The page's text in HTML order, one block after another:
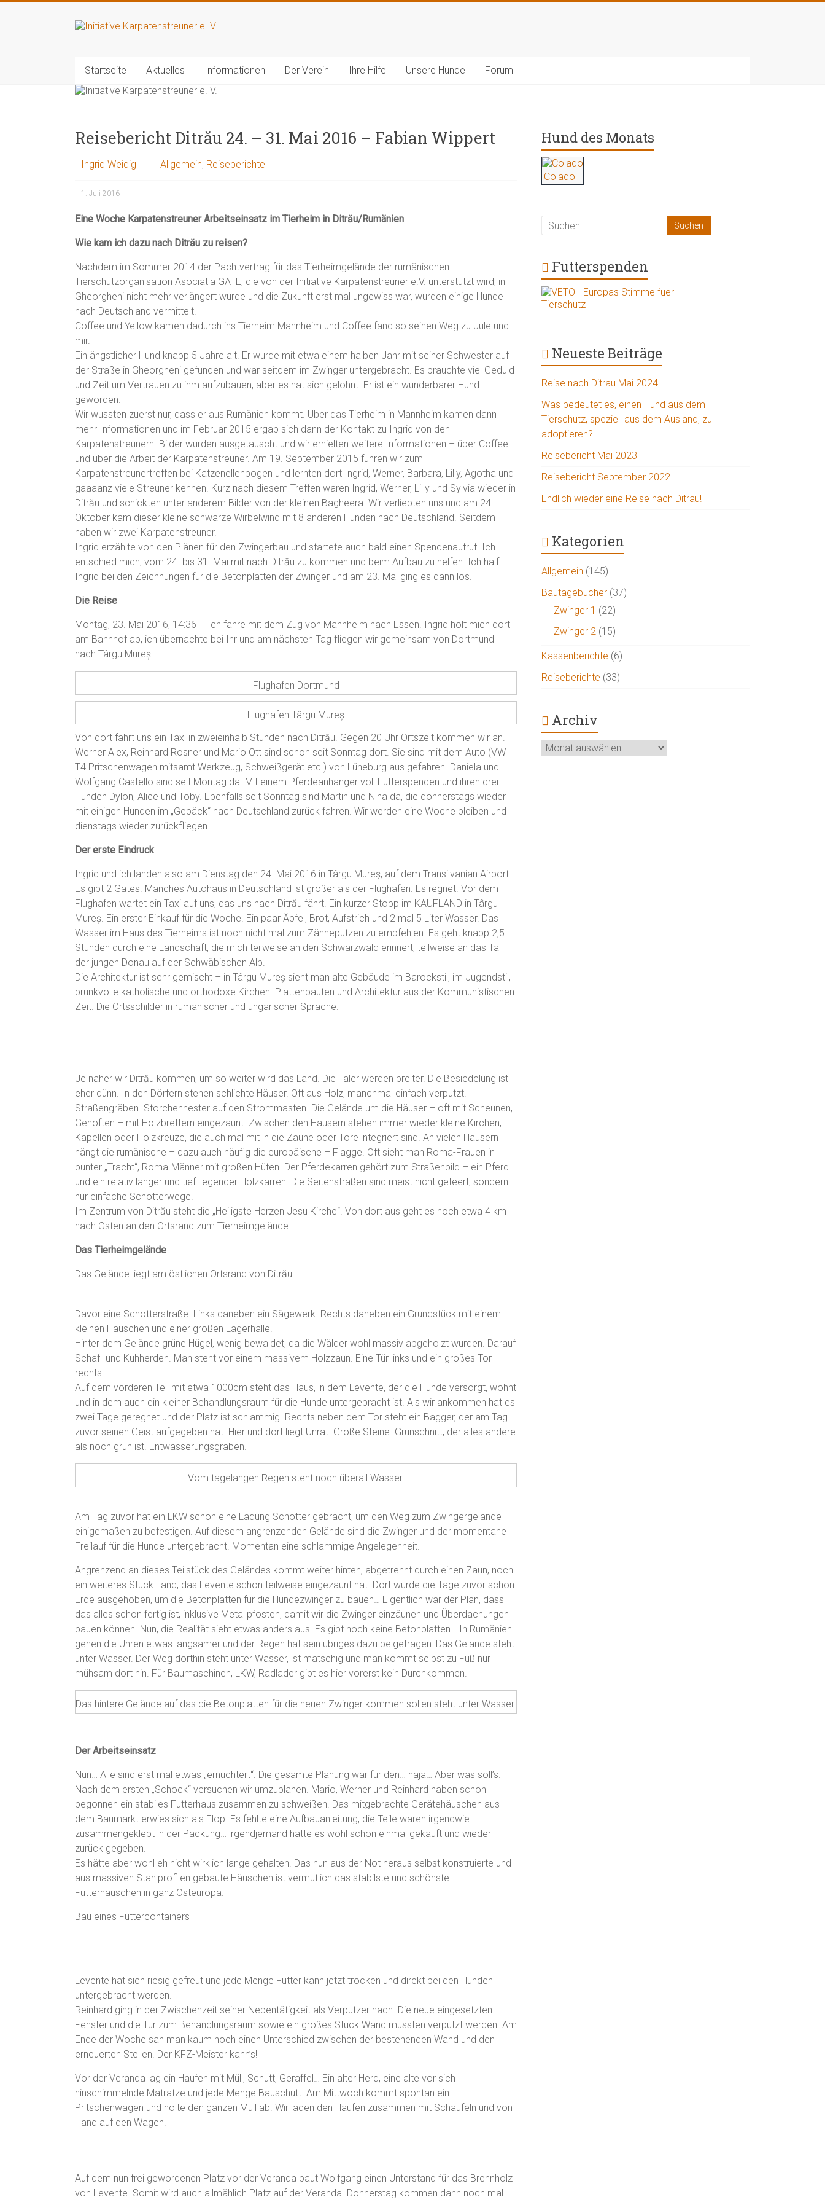
Initiative
Karpatenstreuner
e.
Hilfe
für
den
Startseite Aktuelles Informationen Der Verein Ihre Hilfe Unsere Hunde Forum
Reisebericht Ditrău 24. – 31. Mai 2016 – Fabian Wippert
Ingrid Weidig Allgemein, Reiseberichte
1. Juli 2016
Eine Woche Karpatenstreuner Arbeitseinsatz im Tierheim in Ditrău/Rumänien
Wie kam ich dazu nach Ditrău zu reisen?
Nachdem im Sommer 2014 der Pachtvertrag für das Tierheimgelände der rumänischen
Tierschutzorganisation Asociatia GATE, die von der Initiative Karpatenstreuner e.V. unterstützt wird, in
Gheorgheni nicht mehr verlängert wurde und die Zukunft erst mal ungewiss war, wurden einige Hunde
nach Deutschland vermittelt.
Coffee und Yellow kamen dadurch ins Tierheim Mannheim und Coffee fand so seinen Weg zu Jule und
mir.
Ein ängstlicher Hund knapp 5 Jahre alt. Er wurde mit etwa einem halben Jahr mit seiner Schwester auf
der Straße in Gheorgheni gefunden und war seitdem im Zwinger untergebracht. Es brauchte viel Geduld
und Zeit um Vertrauen zu ihm aufzubauen, aber es hat sich gelohnt. Er ist ein wunderbarer Hund
geworden.
Wir wussten zuerst nur, dass er aus Rumänien kommt. Über das Tierheim in Mannheim kamen dann
mehr Informationen und im Februar 2015 ergab sich dann der Kontakt zu Ingrid von den
Karpatenstreunern. Bilder wurden ausgetauscht und wir erhielten weitere Informationen – über Coffee
und über die Arbeit der Karpatenstreuner. Am 19. September 2015 fuhren wir zum
Karpatenstreunertreffen bei Katzenellenbogen und lernten dort Ingrid, Werner, Barbara, Lilly, Agotha und
gaaaanz viele Streuner kennen. Kurz nach diesem Treffen waren Ingrid, Werner, Lilly und Sylvia wieder in
Ditrău und schickten unter anderem Bilder von der kleinen Bagheera. Wir verliebten uns und am 24.
Oktober kam dieser kleine schwarze Wirbelwind mit 8 anderen Hunden nach Deutschland. Seitdem
haben wir zwei Karpatenstreuner.
Ingrid erzählte von den Plänen für den Zwingerbau und startete auch bald einen Spendenaufruf. Ich
entschied mich, vom 24. bis 31. Mai mit nach Ditrău zu kommen und beim Aufbau zu helfen. Ich half
Ingrid bei den Zeichnungen für die Betonplatten der Zwinger und am 23. Mai ging es dann los.
Die Reise
Montag, 23. Mai 2016, 14:36 – Ich fahre mit dem Zug von Mannheim nach Essen. Ingrid holt mich dort
am Bahnhof ab, ich übernachte bei Ihr und am nächsten Tag fliegen wir gemeinsam von Dortmund
nach Târgu Mureș.
Flughafen Dortmund
Flughafen Târgu Mureș
Von dort fährt uns ein Taxi in zweieinhalb Stunden nach Ditrău. Gegen 20 Uhr Ortszeit kommen wir an.
Werner Alex, Reinhard Rosner und Mario Ott sind schon seit Sonntag dort. Sie sind mit dem Auto (VW
T4 Pritschenwagen mitsamt Werkzeug, Schweißgerät etc.) von Lüneburg aus gefahren. Daniela und
Wolfgang Castello sind seit Montag da. Mit einem Pferdeanhänger voll Futterspenden und ihren drei
Hunden Dylon, Alice und Toby. Ebenfalls seit Sonntag sind Martin und Nina da, die donnerstags wieder
mit einigen Hunden im „Gepäck“ nach Deutschland zurück fahren. Wir werden eine Woche bleiben und
dienstags wieder zurückfliegen.
Der erste Eindruck
Ingrid und ich landen also am Dienstag den 24. Mai 2016 in Târgu Mureș, auf dem Transilvanian Airport.
Es gibt 2 Gates. Manches Autohaus in Deutschland ist größer als der Flughafen. Es regnet. Vor dem
Flughafen wartet ein Taxi auf uns, das uns nach Ditrău fährt. Ein kurzer Stopp im KAUFLAND in Târgu
Mureș. Ein erster Einkauf für die Woche. Ein paar Äpfel, Brot, Aufstrich und 2 mal 5 Liter Wasser. Das
Wasser im Haus des Tierheims ist noch nicht mal zum Zähneputzen zu empfehlen. Es geht knapp 2,5
Stunden durch eine Landschaft, die mich teilweise an den Schwarzwald erinnert, teilweise an das Tal
der jungen Donau auf der Schwäbischen Alb.
Die Architektur ist sehr gemischt – in Târgu Mureș sieht man alte Gebäude im Barockstil, im Jugendstil,
prunkvolle katholische und orthodoxe Kirchen. Plattenbauten und Architektur aus der Kommunistischen
Zeit. Die Ortsschilder in rumänischer und ungarischer Sprache.
Je näher wir Ditrău kommen, um so weiter wird das Land. Die Täler werden breiter. Die Besiedelung ist
eher dünn. In den Dörfern stehen schlichte Häuser. Oft aus Holz, manchmal einfach verputzt.
Straßengräben. Storchennester auf den Strommasten. Die Gelände um die Häuser – oft mit Scheunen,
Gehöften – mit Holzbrettern eingezäunt. Zwischen den Häusern stehen immer wieder kleine Kirchen,
Kapellen oder Holzkreuze, die auch mal mit in die Zäune oder Tore integriert sind. An vielen Häusern
hängt die rumänische – dazu auch häufig die europäische – Flagge. Oft sieht man Roma-Frauen in
bunter „Tracht“, Roma-Männer mit großen Hüten. Der Pferdekarren gehört zum Straßenbild – ein Pferd
und ein relativ langer und tief liegender Holzkarren. Die Seitenstraßen sind meist nicht geteert, sondern
nur einfache Schotterwege.
Im Zentrum von Ditrău steht die „Heiligste Herzen Jesu Kirche“. Von dort aus geht es noch etwa 4 km
nach Osten an den Ortsrand zum Tierheimgelände.
Das Tierheimgelände
Das Gelände liegt am östlichen Ortsrand von Ditrău.
Davor eine Schotterstraße. Links daneben ein Sägewerk. Rechts daneben ein Grundstück mit einem
kleinen Häuschen und einer großen Lagerhalle.
Hinter dem Gelände grüne Hügel, wenig bewaldet, da die Wälder wohl massiv abgeholzt wurden. Darauf
Schaf- und Kuhherden. Man steht vor einem massivem Holzzaun. Eine Tür links und ein großes Tor
rechts.
Auf dem vorderen Teil mit etwa 1000qm steht das Haus, in dem Levente, der die Hunde versorgt, wohnt
und in dem auch ein kleiner Behandlungsraum für die Hunde untergebracht ist. Als wir ankommen hat es
zwei Tage geregnet und der Platz ist schlammig. Rechts neben dem Tor steht ein Bagger, der am Tag
zuvor seinen Geist aufgegeben hat. Hier und dort liegt Unrat. Große Steine. Grünschnitt, der alles andere
als noch grün ist. Entwässerungsgräben.
Vom tagelangen Regen steht noch überall Wasser.
Am Tag zuvor hat ein LKW schon eine Ladung Schotter gebracht, um den Weg zum Zwingergelände
einigemaßen zu befestigen. Auf diesem angrenzenden Gelände sind die Zwinger und der momentane
Freilauf für die Hunde untergebracht. Momentan eine schlammige Angelegenheit.
Angrenzend an dieses Teilstück des Geländes kommt weiter hinten, abgetrennt durch einen Zaun, noch
ein weiteres Stück Land, das Levente schon teilweise eingezäunt hat. Dort wurde die Tage zuvor schon
Erde ausgehoben, um die Betonplatten für die Hundezwinger zu bauen… Eigentlich war der Plan, dass
das alles schon fertig ist, inklusive Metallpfosten, damit wir die Zwinger einzäunen und Überdachungen
bauen können. Nun, die Realität sieht etwas anders aus. Es gibt noch keine Betonplatten… In Rumänien
gehen die Uhren etwas langsamer und der Regen hat sein übriges dazu beigetragen: Das Gelände steht
unter Wasser. Der Weg dorthin steht unter Wasser, ist matschig und man kommt selbst zu Fuß nur
mühsam dort hin. Für Baumaschinen, LKW, Radlader gibt es hier vorerst kein Durchkommen.
Das hintere Gelände auf das die Betonplatten für die neuen Zwinger kommen sollen steht unter Wasser.
Der Arbeitseinsatz
Nun… Alle sind erst mal etwas „ernüchtert“. Die gesamte Planung war für den… naja… Aber was soll’s.
Nach dem ersten „Schock“ versuchen wir umzuplanen. Mario, Werner und Reinhard haben schon
begonnen ein stabiles Futterhaus zusammen zu schweißen. Das mitgebrachte Gerätehäuschen aus
dem Baumarkt erwies sich als Flop. Es fehlte eine Aufbauanleitung, die Teile waren irgendwie
zusammengeklebt in der Packung… irgendjemand hatte es wohl schon einmal gekauft und wieder
zurück gegeben.
Es hätte aber wohl eh nicht wirklich lange gehalten. Das nun aus der Not heraus selbst konstruierte und
aus massiven Stahlprofilen gebaute Häuschen ist vermutlich das stabilste und schönste
Futterhäuschen in ganz Osteuropa.
Bau eines Futtercontainers
Levente hat sich riesig gefreut und jede Menge Futter kann jetzt trocken und direkt bei den Hunden
untergebracht werden.
Reinhard ging in der Zwischenzeit seiner Nebentätigkeit als Verputzer nach. Die neue eingesetzten
Fenster und die Tür zum Behandlungsraum sowie ein großes Stück Wand mussten verputzt werden. Am
Ende der Woche sah man kaum noch einen Unterschied zwischen der bestehenden Wand und den
erneuerten Stellen. Der KFZ-Meister kann’s!
Vor der Veranda lag ein Haufen mit Müll, Schutt, Geraffel… Ein alter Herd, eine alte vor sich
hinschimmelnde Matratze und jede Menge Bauschutt. Am Mittwoch kommt spontan ein
Pritschenwagen und holte den ganzen Müll ab. Wir laden den Haufen zusammen mit Schaufeln und von
Hand auf den Wagen.
Auf dem nun frei gewordenen Platz vor der Veranda baut Wolfgang einen Unterstand für das Brennholz
von Levente. Somit wird auch allmählich Platz auf der Veranda. Donnerstag kommen dann noch mal
Hund des Monats
Colado
Futterspenden
Neueste Beiträge
Reise nach Ditrau Mai 2024
Was bedeutet es, einen Hund aus dem
Tierschutz, speziell aus dem Ausland, zu
adoptieren?
Reisebericht Mai 2023
Reisebericht September 2022
Endlich wieder eine Reise nach Ditrau!
Kategorien
Allgemein (145)
Bautagebücher (37)
Zwinger 1 (22)
Zwinger 2 (15)
Kassenberichte (6)
Reiseberichte (33)
Archiv
Archiv